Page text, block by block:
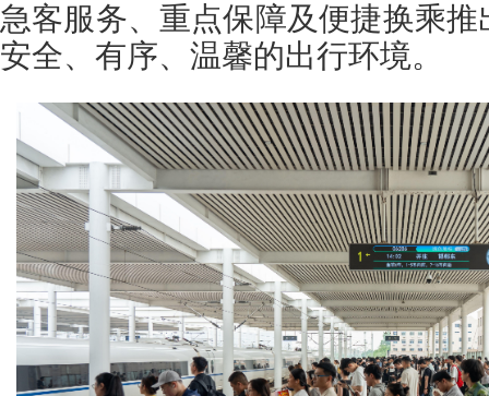
急客服务、重点保障及便捷换乘
安全、有序、温馨的出行环境。